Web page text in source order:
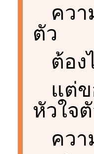
คว
ตัว
ต้อง
แต่
หัวใจ
ควา